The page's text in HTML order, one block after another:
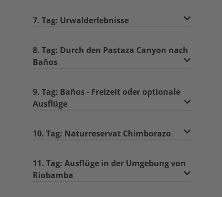
7. Tag: Urwalderlebnisse
8. Tag: Durch den Pastaza Canyon nach
Baños
9. Tag: Baños - Freizeit oder optionale
Ausflüge
10. Tag: Naturreservat Chimborazo
11. Tag: Ausflüge in der Umgebung von
Riobamba